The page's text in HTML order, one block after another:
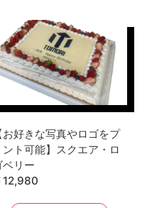
お好きな写真やロゴをプ
ント可能】スクエア・ロ
ベリー
12,980